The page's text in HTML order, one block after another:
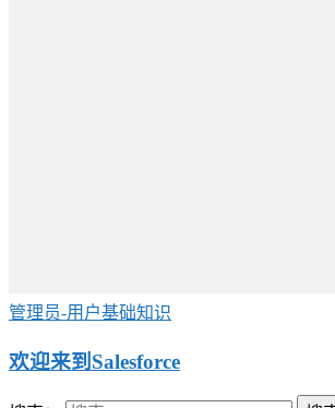
管理员-用户基础知识
欢迎来到Salesforce